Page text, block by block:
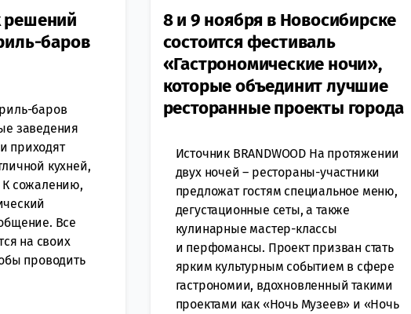
решений
баров
баров
заведения
приходят
кухней,
К сожалению,
Все
на своих
проводить
8 и 9 ноября в Новосибирске
состоится фестиваль
«Гастрономические ночи»,
которые объединит лучшие
ресторанные проекты города
Источник BRANDWOOD На протяжении
двух ночей – рестораны-участники
предложат гостям специальное меню,
дегустационные сеты, а также
кулинарные мастер-классы
и перфомансы. Проект призван стать
ярким культурным событием в сфере
гастрономии, вдохновленный такими
проектами как «Ночь Музеев» и «Ночь